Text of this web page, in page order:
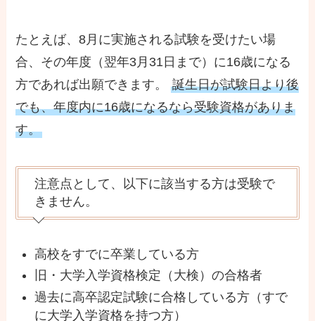
たとえば、8月に実施される試験を受けたい場
合、その年度（翌年3月31日まで）に16歳になる
方であれば出願できます。誕生日が試験日より後
でも、年度内に16歳になるなら受験資格がありま
す。
注意点として、以下に該当する方は受験で
きません。
高校をすでに卒業している方
旧・大学入学資格検定（大検）の合格者
過去に高卒認定試験に合格している方（すで
に大学入学資格を持つ方）